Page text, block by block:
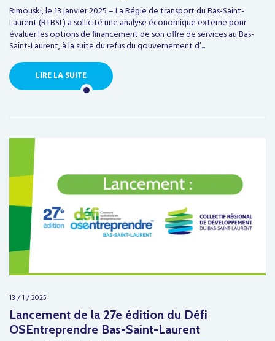
Rimouski, le 13 janvier 2025 – La Régie de transport du Bas-Saint-
Laurent (RTBSL) a sollicité une analyse économique externe pour
évaluer les options de financement de son offre de services au Bas-
Saint-Laurent, à la suite du refus du gouvernement d’...
LIRE LA SUITE
13 / 1 / 2025
Lancement de la 27e édition du Défi
OSEntreprendre Bas-Saint-Laurent